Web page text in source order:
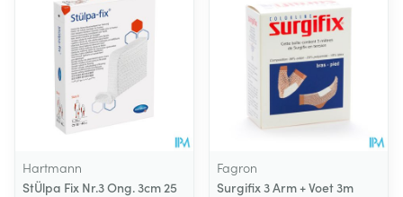
Hartmann
StÜlpa Fix Nr.3 Ong. 3cm 25
Fagron
Surgifix 3 Arm + Voet 3m